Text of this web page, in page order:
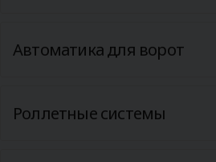
Автоматика для ворот
Роллетные системы